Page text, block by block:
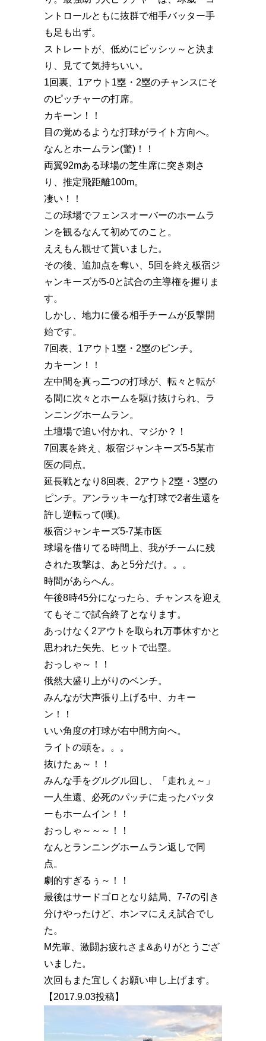
ントロールともに抜群で相手バッター手
も足も出ず。
ストレートが、低めにビッシッ～と決ま
り、見てて気持ちいい。
1回裏、1アウト1塁・2塁のチャンスにそ
のピッチャーの打席。
カキーン️！！
目の覚めるような打球がライト方向へ。
なんとホームラン️(驚)！！
両翼92mある球場の芝生席に突き刺さ
り、推定飛距離100m️。
凄い️！！
この球場でフェンスオーバーのホームラ
ンを観るなんて初めてのこと。
ええもん観せて貰いました。
その後、追加点を奪い、5回を終え板宿ジ
ャンキーズが5-0と試合の主導権を握りま
す。
しかし、地力に優る相手チームが反撃開
始です。
7回表、1アウト1塁・2塁のピンチ。
カキーン️！！
左中間を真っ二つの打球が、転々と転が
る間に次々とホームを駆け抜けられ、ラ
ンニングホームラン。
土壇場で追い付かれ、マジか️？！
7回裏を終え、板宿ジャンキーズ5-5某市
医の同点。
延長戦となり8回表、2アウト2塁・3塁の
ピンチ。アンラッキーな打球で2者生還を
許し逆転って(嘆)。
板宿ジャンキーズ5-7某市医
球場を借りてる時間上、我がチームに残
された攻撃は、あと5分だけ️。。。
時間があらへん。
午後8時45分になったら、チャンスを迎え
てもそこで試合終了となります。
あっけなく2アウトを取られ万事休すかと
思われた矢先、ヒットで出塁。
おっしゃ～！！
俄然大盛り上がりのベンチ。
みんなが大声張り上げる中、カキー
ン️！！
いい角度の打球が右中間方向へ。
ライトの頭を。。。
抜けたぁ～！！
みんな手をグルグル回し、「走れぇ～」
一人生還、必死のパッチに走ったバッタ
ーもホームイン️！！
おっしゃ～～～！！
なんとランニングホームラン返しで同
点️。
劇的すぎるぅ～！！
最後はサードゴロとなり結局、7-7の引き
分けやったけど、ホンマにええ試合でし
た。
M先輩、激闘お疲れさま&ありがとうござ
いました。
次回もまた宜しくお願い申し上げます。
【2017.9.03投稿】